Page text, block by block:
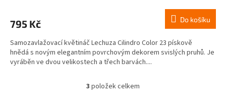
795 Kč Do košíku
Samozavlažovací květináč Lechuza Cilindro Color 23 pískově
hnědá s novým elegantním povrchovým dekorem svislých pruhů. Je
vyráběn ve dvou velikostech a třech barvách....
O
3 položek celkem